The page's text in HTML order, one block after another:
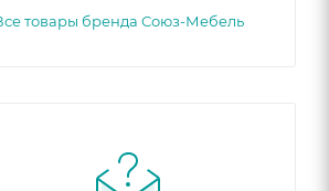
товары бренда Союз-Мебель